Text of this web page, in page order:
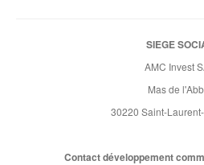
SIEGE
AMC Invest
Mas de
30220 Saint-
Contact développement